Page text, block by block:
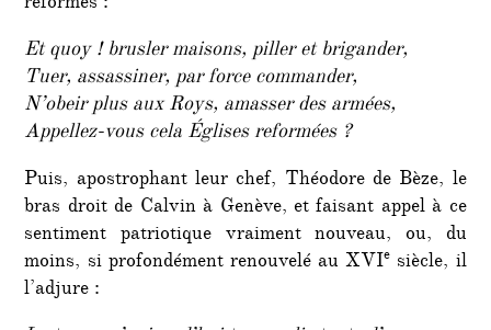
Et quoy ! brusler maisons, piller et brigander,
Tuer, assassiner, par force commander,
N’obeir plus aux Roys, amasser des armées,
Appellez-vous cela Églises reformées ?
Puis, apostrophant leur chef, Théodore de Bèze, le
bras droit de Calvin à Genève, et faisant appel à ce
sentiment patriotique vraiment nouveau, ou, du
moins, si profondément renouvelé au XVIe siècle, il
l’adjure :